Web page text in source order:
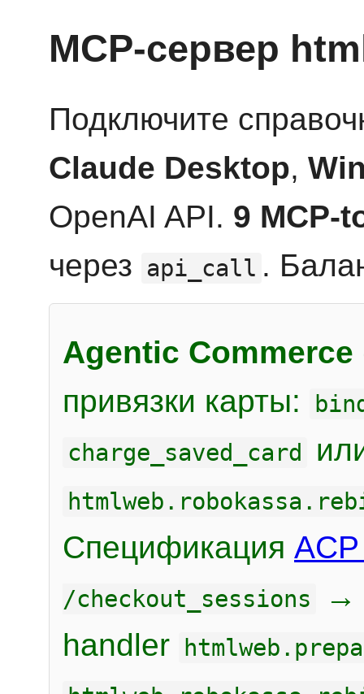
MCP-сервер
Подключите
Claude Desktop,
OpenAI API. 9 MCP-
через api_call .
Agentic Commerce
привязки карты:
charge_saved_card
Спецификация
/checkout_sessions
handler